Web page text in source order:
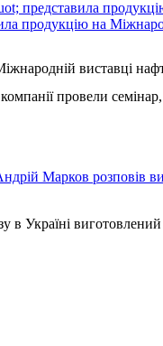
продукцію на
виставці
провели
Марков розповів
в Україні